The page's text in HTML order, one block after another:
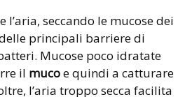
l’aria, seccando le mucose dei
principali barriere di
Mucose poco idratate
il mucoe quindi a catturare
l’aria troppo secca facilita